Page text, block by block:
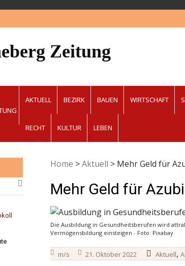
Zeitung
AKTUELL BEZIRK BAUEN WIRTSCHAFT
RECHT KULTUR LEBEN
Home >Aktuell > Mehr Geld für
Mehr Geld für
Die Ausbildung in Gesundheitsberufen wird
Vermögensbildung einsteigen - Foto: Pixabay
m/s 21. Oktober 2022 Aktuell,